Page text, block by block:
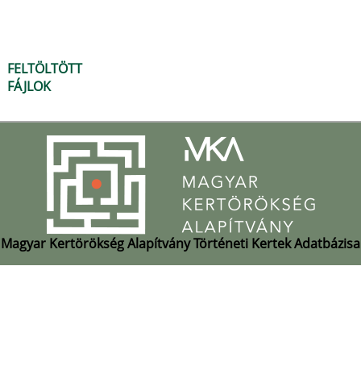
FELTÖLTÖTT
FÁJLOK
Magyar Kertörökség Alapítvány Történeti Kertek Adatbázisa